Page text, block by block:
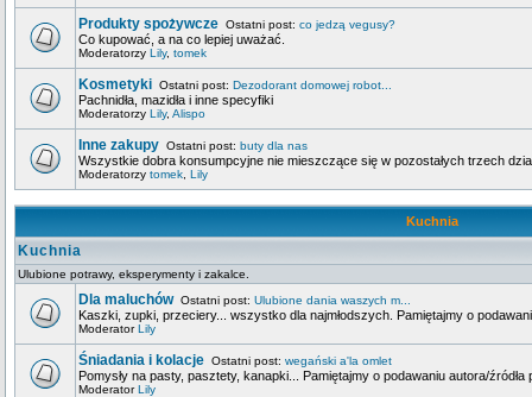
Produkty spożywcze Ostatni post: co jedzą vegusy?
Co kupować, a na co lepiej uważać.
Moderatorzy Lily, tomek
Kosmetyki Ostatni post: Dezodorant domowej robot...
Pachnidła, mazidła i inne specyfiki
Moderatorzy Lily, Alispo
Inne zakupy Ostatni post: buty dla nas
Wszystkie dobra konsumpcyjne nie mieszczące się w pozostałych trzech
Moderatorzy tomek Lily
Kuchnia
Kuchnia
Ulubione potrawy, eksperymenty i zakalce.
Dla maluchówOstatni post: Ulubione dania waszych m...
Kaszki, zupki, przeciery... wszystko dla najmłodszych. Pamiętajmy o
ModeratorLily
Śniadania i kolacje Ostatni post: wegański a'la omlet
Pomysły na pasty, pasztety, kanapki... Pamiętajmy o podawaniu autora/źródła
ModeratorLily